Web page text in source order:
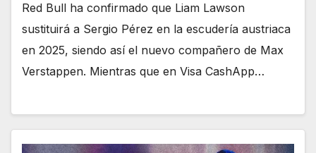
Red Bull ha confirmado que Liam Lawson
sustituirá a Sergio Pérez en la escudería austriaca
en 2025, siendo así el nuevo compañero de Max
Verstappen. Mientras que en Visa CashApp…